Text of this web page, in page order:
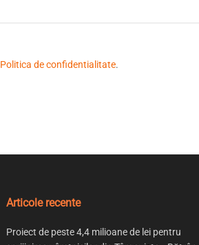
Politica de confidentialitate.
Articole recente
Proiect de peste 4,4 milioane de lei pentru